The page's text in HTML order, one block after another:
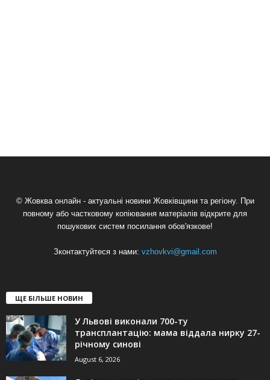
© Жовква онлайн - актуальні новини Жовківщини та регіону. При
повному або частковому копіювання матеріалів відкрите для
пошукових систем посилання обов'язкове!
Зконтактуйтеся з нами: vzhovkvi@gmail.com
ЩЕ БІЛЬШЕ НОВИН
У Львові виконали 700-ту
трансплантацію: мама віддала нирку 27-
річному синові
August 6, 2026